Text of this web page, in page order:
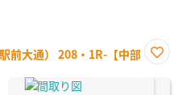
前大通） 208・1R-【中部
に入